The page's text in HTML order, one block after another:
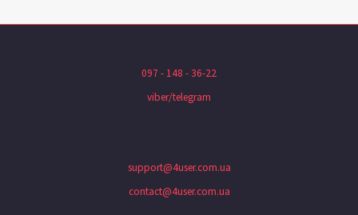
097 - 148 - 36-22
viber/telegram
support@4user.com.ua
contact@4user.com.ua